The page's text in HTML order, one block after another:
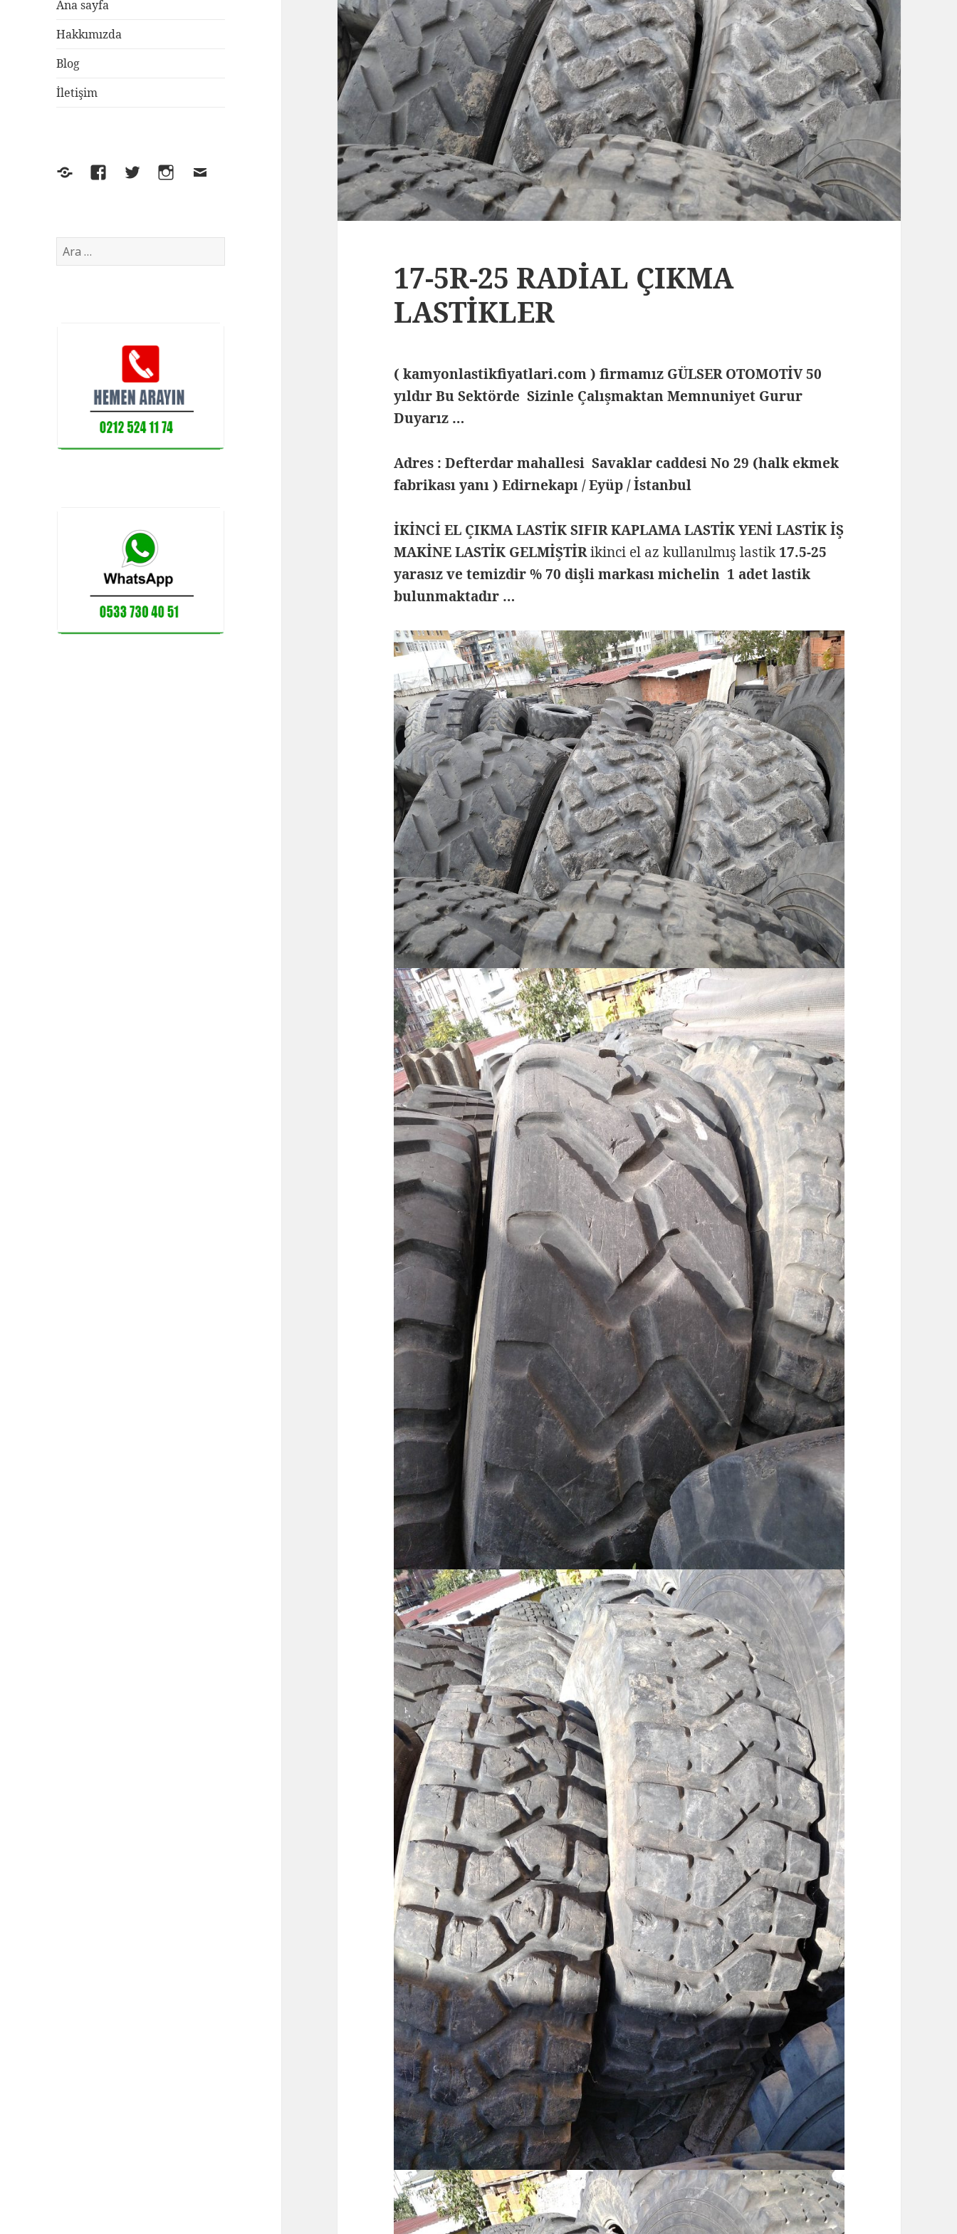
Ana sayfa
Hakkımızda
Blog
İletişim
Yelp FacebookTwitterInstagram
E-
Arama:
17-5R-25 RADİAL ÇIKMA
LASTİKLER
( kamyonlastikfiyatlari.com ) firmamız GÜLSER OTOMOTİV 50
yıldır Bu Sektörde Sizinle Çalışmaktan Memnuniyet Gurur
Duyarız …
Adres : Defterdar mahallesi Savaklar caddesi No 29 (halk ekmek
fabrikası yanı ) Edirnekapı / Eyüp / İstanbul
İKİNCİ EL ÇIKMA LASTİK SIFIR KAPLAMA LASTİK YENİ LASTİK İŞ
MAKİNE LASTİK GELMİŞTİRikinci el az kullanılmış lastik17.5-25
yarasız ve temizdir % 70 dişli markası michelin 1 adet lastik
bulunmaktadır …